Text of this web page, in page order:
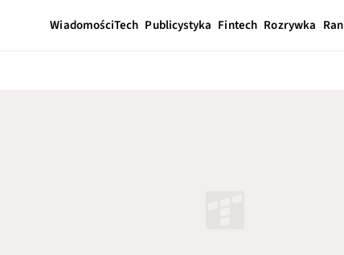
WiadomościTech Publicystyka Fintech Rozrywka